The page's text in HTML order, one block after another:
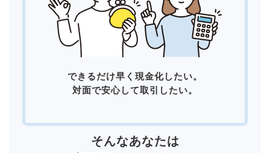
できるだけ早く現金化したい。
対面で安心して取引したい。
そんなあなたは